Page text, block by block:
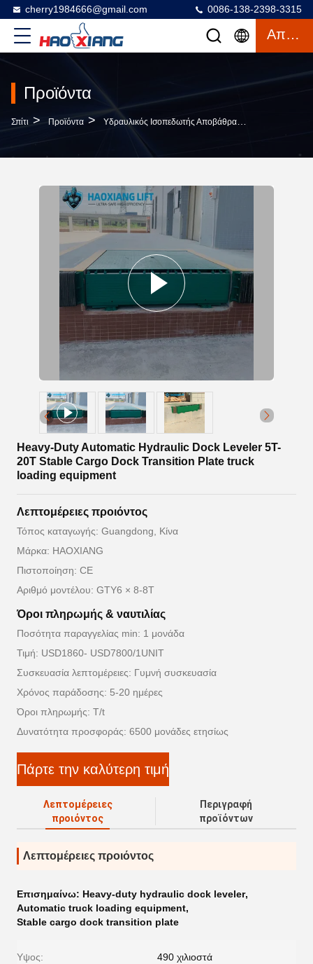
cherry1984666@gmail.com 0086-138-2398-3315
Απόσπασμα
Προϊόντα
Σπίτι > Προϊόντα > Υδραυλικός Ισοπεδωτής Αποβάθρας >
Heavy-Duty Automatic Hydraulic Dock Leveler 5T-
20T Stable Cargo Dock Transition Plate truck
loading equipment
Λεπτομέρειες προιόντος
Τόπος καταγωγής: Guangdong, Κίνα
Μάρκα: HAOXIANG
Πιστοποίηση: CE
Αριθμό μοντέλου: GTY6 × 8-8T
Όροι πληρωμής & ναυτιλίας
Ποσότητα παραγγελίας min: 1 μονάδα
Τιμή: USD1860- USD7800/1UNIT
Συσκευασία λεπτομέρειες: Γυμνή συσκευασία
Χρόνος παράδοσης: 5-20 ημέρες
Όροι πληρωμής: T/t
Δυνατότητα προσφοράς: 6500 μονάδες ετησίως
Πάρτε την καλύτερη τιμή
Λεπτομέρειες
προιόντος
Περιγραφή
προϊόντων
Λεπτομέρειες προιόντος
Επισημαίνω: Heavy-duty hydraulic dock leveler,
Automatic truck loading equipment,
Stable cargo dock transition plate
Υψος: 490 χιλιοστά